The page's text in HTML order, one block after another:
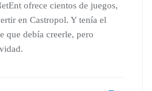
ofrece cientos de juegos,
en Castropol. Y tenía el
que debía creerle, pero